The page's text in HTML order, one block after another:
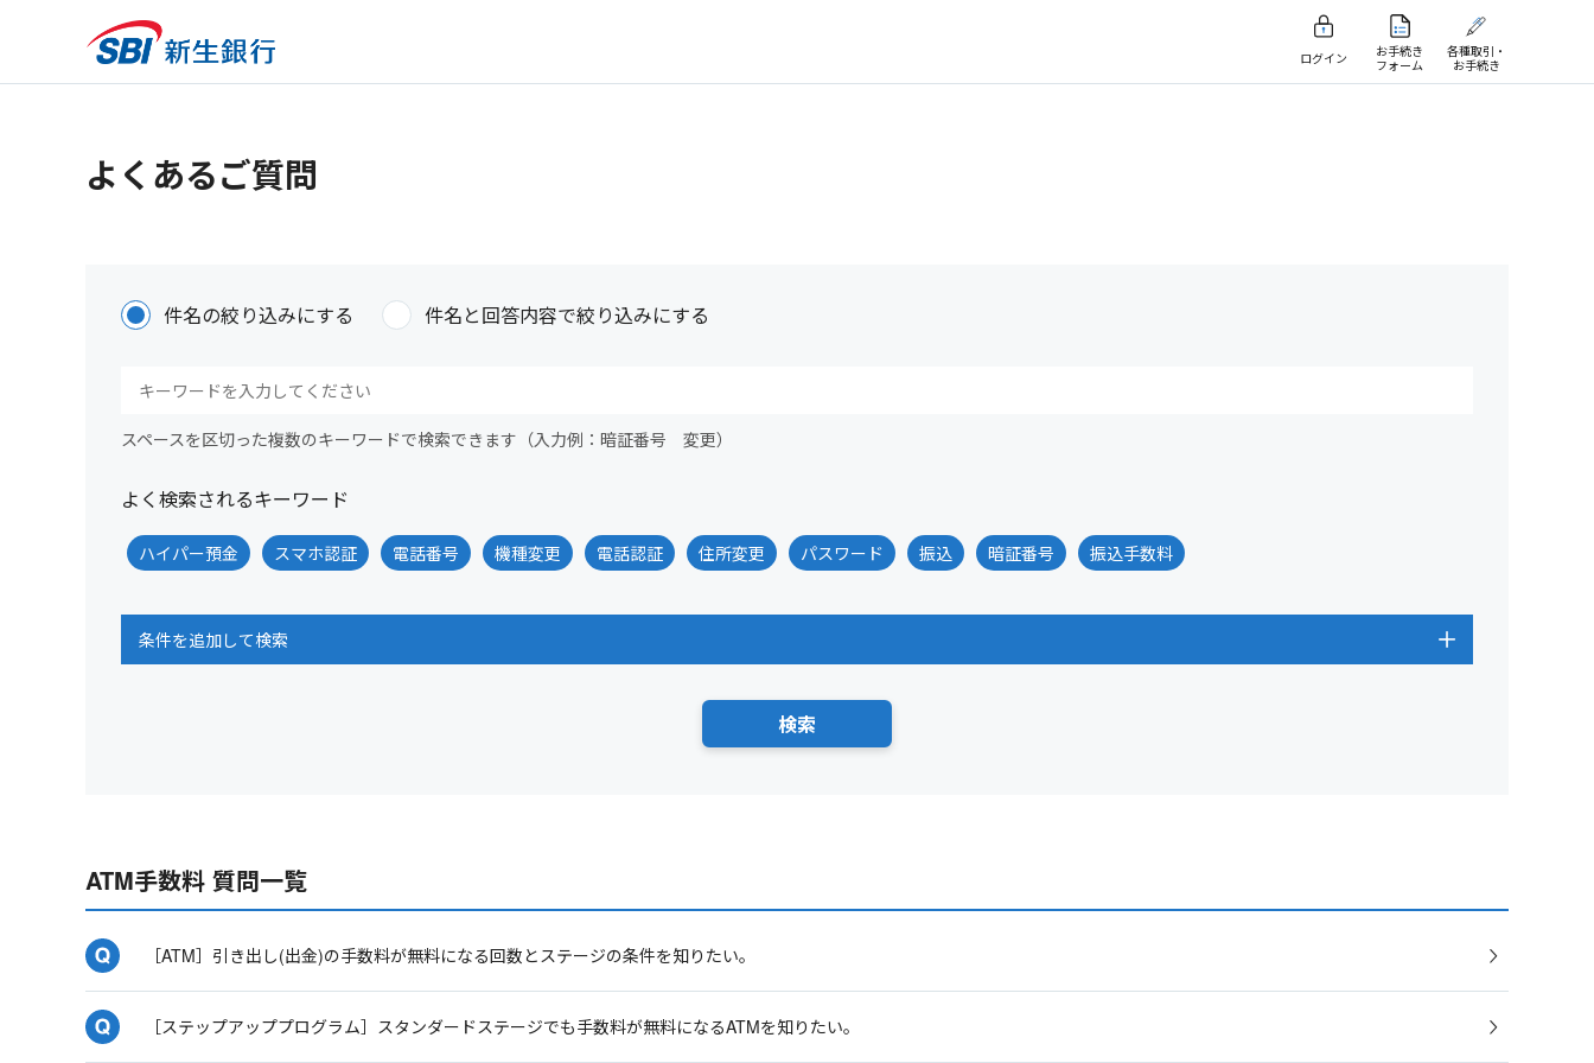
ログイン
お手続き
フォーム
各種取引・
お手続き
よくあるご質問
件名の絞り込みにする 件名と回答内容で絞り込みにする
スペースを区切った複数のキーワードで検索できます（入力例：暗証番号 変更）
よく検索されるキーワード
ハイパー預金 スマホ認証 電話番号 機種変更 電話認証 住所変更 パスワード 振込 暗証番号 振込手数料
条件を追加して検索
ATM手数料 質問一覧
［ATM］引き出し(出金)の手数料が無料になる回数とステージの条件を知りたい。
［ステップアッププログラム］スタンダードステージでも手数料が無料になるATMを知りたい。